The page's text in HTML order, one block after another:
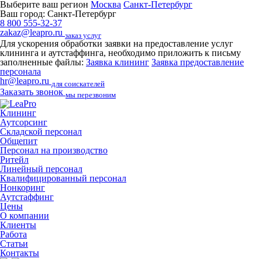
Выберите ваш регион Москва Санкт-Петербург
Ваш город: Санкт-Петербург
8 800 555-32-37
zakaz@leapro.ru заказ услуг
Для ускорения обработки заявки на предоставление услуг
клининга и аутстаффинга, необходимо приложить к письму
заполненные файлы: Заявка клининг Заявка предоставление
персонала
hr@leapro.ru для соискателей
Заказать звонок мы перезвоним
Клининг
Аутсорсинг
Складской персонал
Общепит
Персонал на производство
Ритейл
Линейный персонал
Квалифицированный персонал
Нонкоринг
Аутстаффинг
Цены
О компании
Клиенты
Работа
Статьи
Контакты